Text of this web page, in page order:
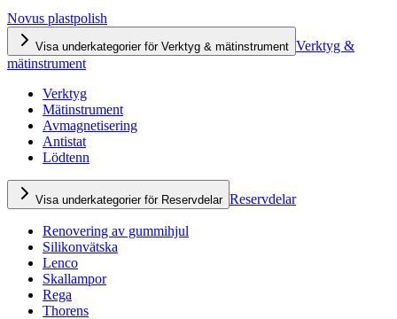
Novus plastpolish
Visa underkategorier för Verktyg & mätinstrument Verktyg &
mätinstrument
Verktyg
Mätinstrument
Avmagnetisering
Antistat
Lödtenn
Visa underkategorier för Reservdelar Reservdelar
Renovering av gummihjul
Silikonvätska
Lenco
Skallampor
Rega
Thorens